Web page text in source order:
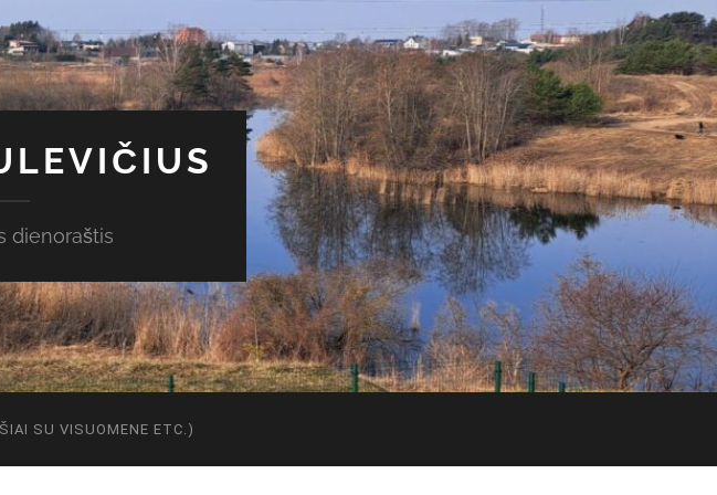
dienoraštis
SU VISUOMENE ETC.)